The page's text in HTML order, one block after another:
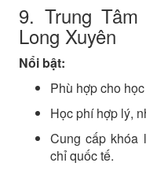
9. Trung
Long Xuyên
Nổi bật:
Phù hợp cho
Học phí hợp lý,
Cung cấp khóa
chỉ quốc tế.